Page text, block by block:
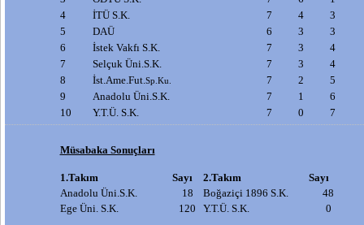
4
İTÜ S.K. 7 4
3
5
DAÜ 6 3
3
6
İstek Vakfı S.K. 7 3
4
7
Selçuk Üni.S.K. 7 3
4
8
İst.Ame.Fut.Sp.Ku. 7 2
5
9
Anadolu Üni.S.K. 7 1
6
10
Y.T.Ü. S.K. 7 0 7
Müsabaka Sonuçları
1.Takım Sayı 2.Takım
Sayı
Anadolu Üni.S.K.
18 Boğaziçi 1896 S.K.
48
Ege Üni. S.K.
120 Y.T.Ü. S.K. 0